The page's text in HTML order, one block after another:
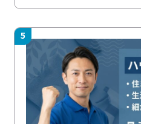
5